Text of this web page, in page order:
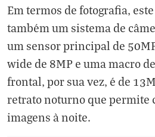
Em termos de fotografia,
também um sistema de
um sensor principal de
wide de 8MP e uma macro
frontal, por sua vez, é de
retrato noturno que permite
imagens à noite.